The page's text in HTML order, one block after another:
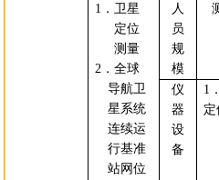
1 ．卫星
定位
测量
2 ．全球
导航卫
星系统
连续运
行基准
站网位
人
员
规
模
仪
器
设
备
1